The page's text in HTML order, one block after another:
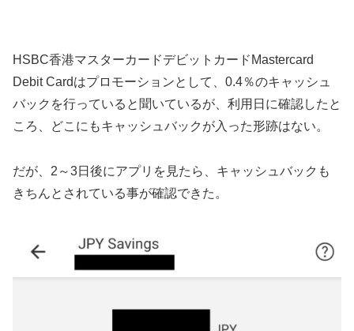
HSBC香港マスターカードデビットカードMastercard
Debit Cardはプロモーションとして、0.4％のキャッシュ
バックを行っていると聞いているが、利用日に確認したと
ころ、どこにもキャッシュバックが入った形跡はない。
だが、2～3日後にアプリを見たら、キャッシュバックも
きちんとされている事が確認できた。